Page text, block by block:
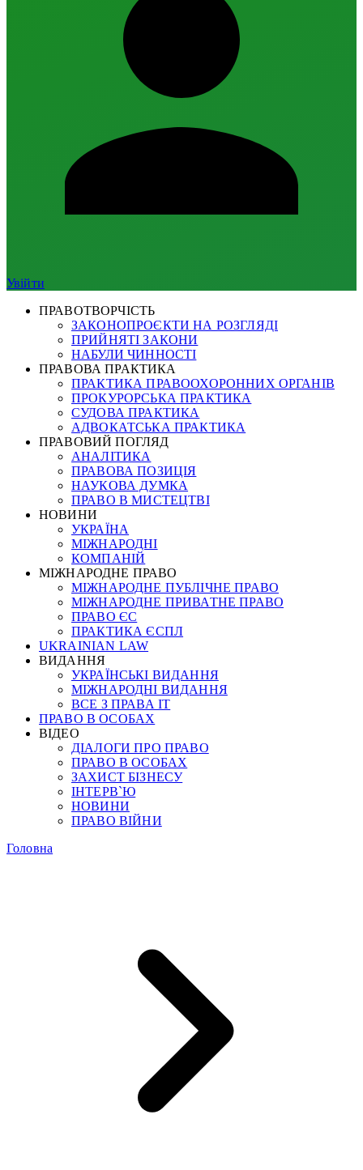
Увійти
ПРАВОТВОРЧІСТЬ
ЗАКОНОПРОЄКТИ НА РОЗГЛЯДІ
ПРИЙНЯТІ ЗАКОНИ
НАБУЛИ ЧИННОСТІ
ПРАВОВА ПРАКТИКА
ПРАКТИКА ПРАВООХОРОННИХ ОРГАНІВ
ПРОКУРОРСЬКА ПРАКТИКА
СУДОВА ПРАКТИКА
АДВОКАТСЬКА ПРАКТИКА
ПРАВОВИЙ ПОГЛЯД
АНАЛІТИКА
ПРАВОВА ПОЗИЦІЯ
НАУКОВА ДУМКА
ПРАВО В МИСТЕЦТВІ
НОВИНИ
УКРАЇНА
МІЖНАРОДНІ
КОМПАНІЙ
МІЖНАРОДНЕ ПРАВО
МІЖНАРОДНЕ ПУБЛІЧНЕ ПРАВО
МІЖНАРОДНЕ ПРИВАТНЕ ПРАВО
ПРАВО ЄС
ПРАКТИКА ЄСПЛ
UKRAINIAN LAW
ВИДАННЯ
УКРАЇНСЬКІ ВИДАННЯ
МІЖНАРОДНІ ВИДАННЯ
ВСЕ З ПРАВА ІТ
ПРАВО В ОСОБАХ
ВІДЕО
ДІАЛОГИ ПРО ПРАВО
ПРАВО В ОСОБАХ
ЗАХИСТ БІЗНЕСУ
ІНТЕРВ`Ю
НОВИНИ
ПРАВО ВІЙНИ
Головна